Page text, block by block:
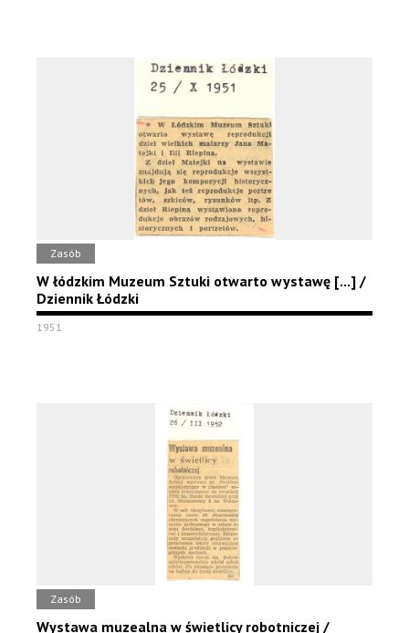
Zasób
W łódzkim Muzeum Sztuki otwarto wystawę [...] /
Dziennik Łódzki
1951
Zasób
Wystawa muzealna w świetlicy robotniczej /